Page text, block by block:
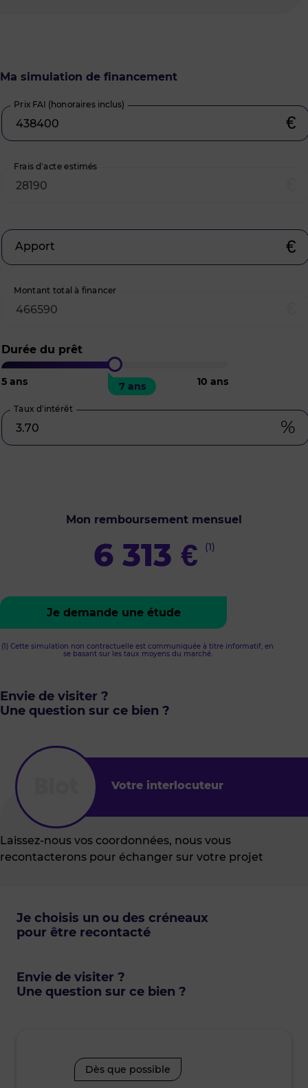
Ma simulation de financement
Prix FAI (honoraires inclus)
€
Frais d’acte estimés
Apport €
Montant total à financer
Durée du prêt
5 ans 10 ans
7 ans
Taux d’intérêt
%
Mon remboursement mensuel
6 313 € (1)
Je demande une étude
(1) Cette simulation non contractuelle est communiquée à titre informatif, en
se basant sur les taux moyens du marché.
Envie de visiter ?
Une question sur ce bien ?
Votre interlocuteur
Laissez-nous vos coordonnées, nous vous
recontacterons pour échanger sur votre projet
Je choisis un ou des créneaux
pour être recontacté
Envie de visiter ?
Une question sur ce bien ?
Dès que possible